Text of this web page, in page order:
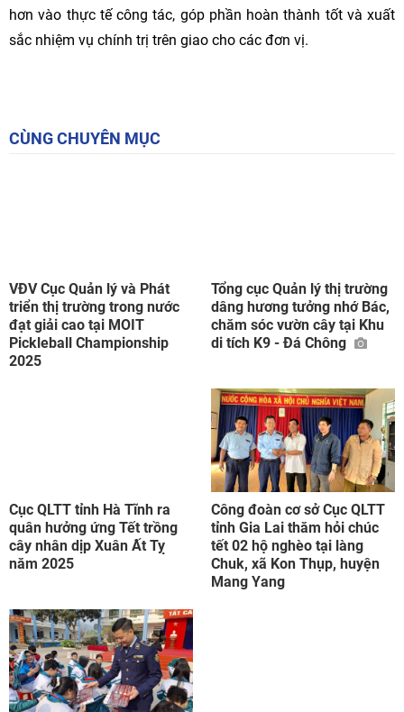
hơn vào thực tế công tác, góp phần hoàn thành tốt và xuất
sắc nhiệm vụ chính trị trên giao cho các đơn vị.
CÙNG CHUYÊN MỤC
VĐV Cục Quản lý và Phát
triển thị trường trong nước
đạt giải cao tại MOIT
Pickleball Championship
2025
Tổng cục Quản lý thị trường
dâng hương tưởng nhớ Bác,
chăm sóc vườn cây tại Khu
di tích K9 - Đá Chông
Cục QLTT tỉnh Hà Tĩnh ra
quân hưởng ứng Tết trồng
cây nhân dịp Xuân Ất Tỵ
năm 2025
Công đoàn cơ sở Cục QLTT
tỉnh Gia Lai thăm hỏi chúc
tết 02 hộ nghèo tại làng
Chuk, xã Kon Thụp, huyện
Mang Yang